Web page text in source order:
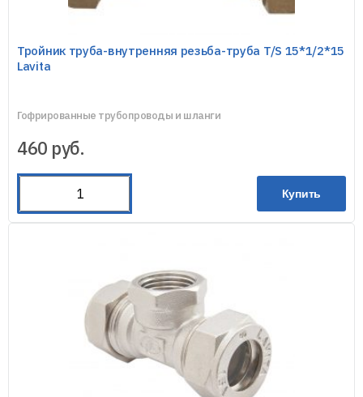
Тройник труба-внутренняя резьба-труба T/S 15*1/2*15
Lavita
Гофрированные трубопроводы и шланги
460 руб.
Купить